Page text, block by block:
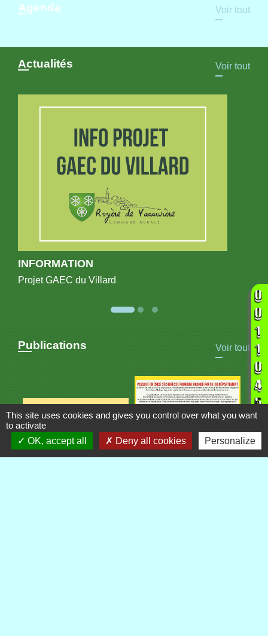
Agenda Voir tout
Actualités Voir tout
INFORMATION
Projet GAEC du Villard
Publications Voir tout
This site uses cookies and gives you control over what you want
to activate
OK, accept all
Deny all cookies Personalize